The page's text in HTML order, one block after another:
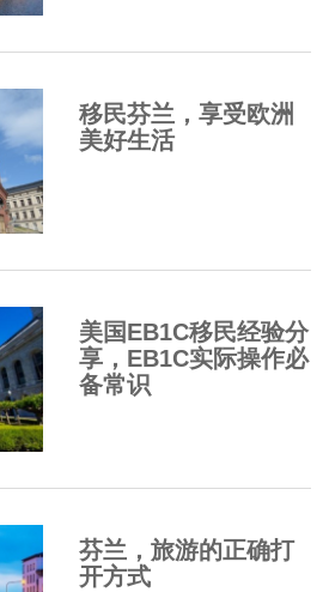
移民芬兰，享受欧洲
美好生活
美国EB1C移民经验分
享，EB1C实际操作必
备常识
芬兰，旅游的正确打
开方式